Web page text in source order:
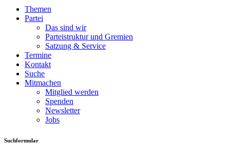
Themen
Partei
Das sind wir
Parteistruktur und Gremien
Satzung & Service
Termine
Kontakt
Suche
Mitmachen
Mitglied werden
Spenden
Newsletter
Jobs
Suchformular